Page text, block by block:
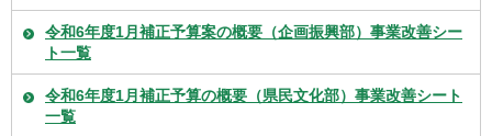
令和6年度1月補正予算案の概要（企画振興部）事業改善シー
ト一覧
令和6年度1月補正予算の概要（県民文化部）事業改善シート
一覧